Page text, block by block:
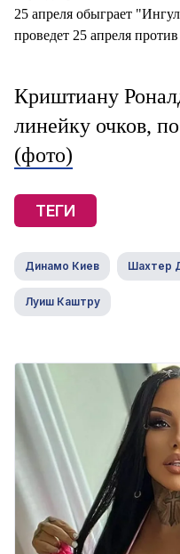
25 апреля обыграет
проведет 25 апреля
Криштиану
линейку очков,
(фото)
ТЕГИ
Динамо Киев Шахтер
Луиш Каштру